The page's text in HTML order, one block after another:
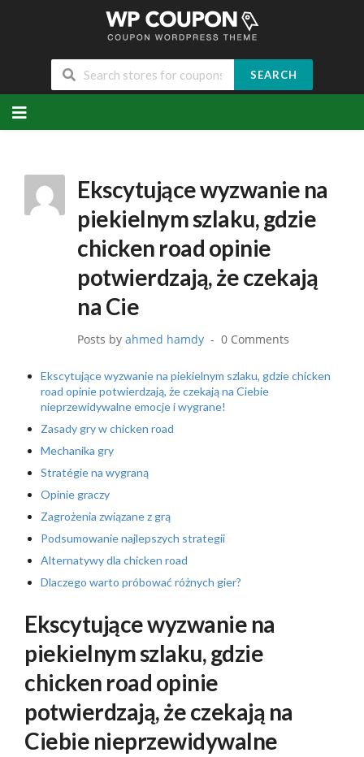
SEARCH
to
content
Ekscytujące wyzwanie na
piekielnym szlaku, gdzie
chicken road opinie
potwierdzają, że czekają
na Cie
Posts by ahmed hamdy 0 Comments
Ekscytujące wyzwanie na piekielnym szlaku, gdzie chicken
road opinie potwierdzają, że czekają na Ciebie
nieprzewidywalne emocje i wygrane!
Zasady gry w chicken road
Mechanika gry
Stratégie na wygraną
Opinie graczy
Zagrożenia związane z grą
Podsumowanie najlepszych strategii
Alternatywy dla chicken road
Dlaczego warto próbować różnych gier?
Ekscytujące wyzwanie na
piekielnym szlaku, gdzie
chicken road opinie
potwierdzają, że czekają na
Ciebie nieprzewidywalne